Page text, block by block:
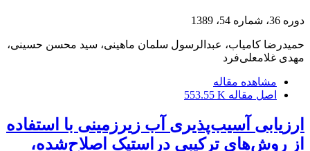
دوره 36، شماره 54، 1389
حمیدرضا کامیاب، عبدالرسول سلمان ماهینی، سید محسن حسینی،
مهدی غلامعلی‌فرد
مشاهده مقاله
اصل مقاله 553.55 K
ارزیابی آسیب‌پذیری آب زیرزمینی با استفاده
از روش‌های ترکیبی دراستیک اصلاح‌شده،